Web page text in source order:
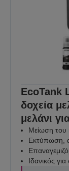
EcoTank
δοχεία
μελάνι
Μείωση του
Εκτύπωση,
Ιδανικός